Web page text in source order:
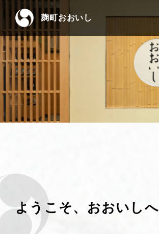
麹町おおいし
ようこそ、おおいしへ